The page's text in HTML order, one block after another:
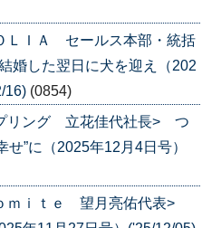
ＬＩＡ セールス本部・統括
した翌日に犬を迎え（202
16) (0854)
リング 立花佳代社長> つ
せ”に（2025年12月4日号）
ｍｉｔｅ 望月亮佑代表>